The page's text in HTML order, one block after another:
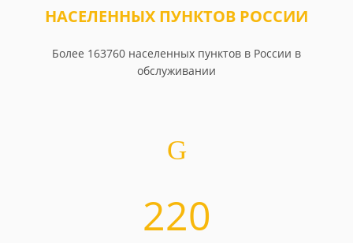
НАСЕЛЕННЫХ ПУНКТОВ РОССИИ
Более 163760 населенных пунктов в России в
обслуживании
220